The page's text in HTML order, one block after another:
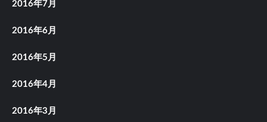
2016年7月
2016年6月
2016年5月
2016年4月
2016年3月